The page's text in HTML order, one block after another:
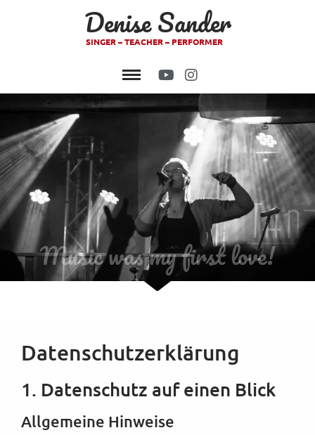
Denise Sander
SINGER – TEACHER – PERFORMER
Music was my first love!
Datenschutz­erklärung
1. Datenschutz auf einen Blick
Allgemeine Hinweise